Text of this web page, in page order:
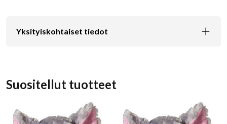
Yksityiskohtaiset tiedot
Suositellut tuotteet